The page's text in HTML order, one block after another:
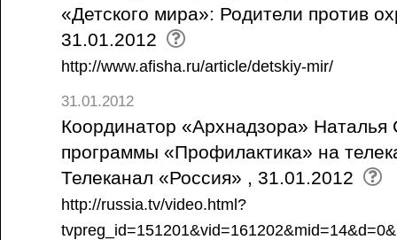
«Детского мира»: Родители против
31.01.2012
http://www.afisha.ru/article/detskiy-mir/
31.01.2012
Координатор «Архнадзора»
программы «Профилактика» на
Телеканал «Россия» , 31.01.2012
http://russia.tv/video.html?